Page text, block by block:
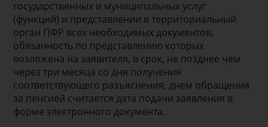
государственных и муниципальных услуг
(функций) и представлении в территориальный
орган ПФР всех необходимых документов,
обязанность по представлению которых
возложена на заявителя, в срок, не позднее чем
через три месяца со дня получения
соответствующего разъяснения, днем обращения
за пенсией считается дата подачи заявления в
форме электронного документа.